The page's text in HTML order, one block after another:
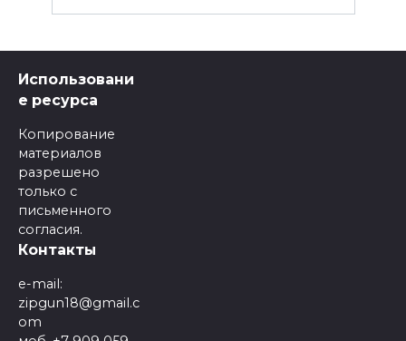
Использовани
е ресурса
Копирование
материалов
разрешено
только с
письменного
согласия.
Контакты
e-mail:
zipgun18@gmail.c
om